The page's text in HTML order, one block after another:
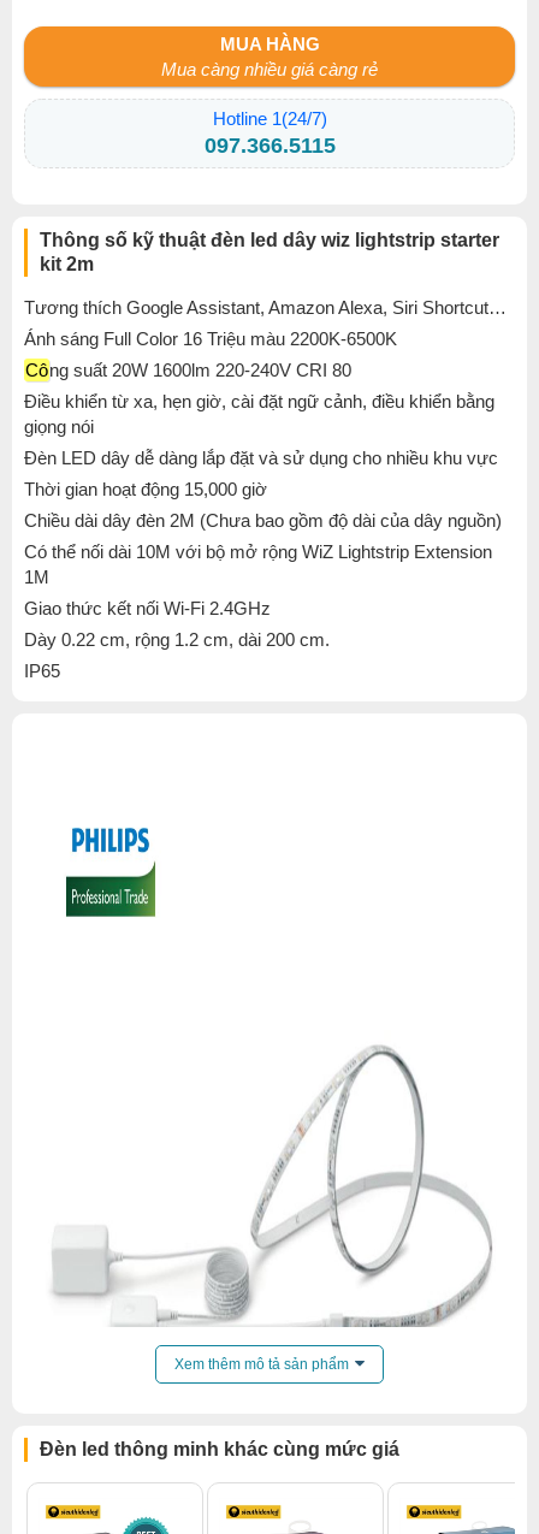
MUA HÀNG
Mua càng nhiều giá càng rẻ
Hotline 1(24/7)
097.366.5115
Thông số kỹ thuật đèn led dây wiz lightstrip starter
kit 2m
Tương thích Google Assistant, Amazon Alexa, Siri Shortcut…
Ánh sáng Full Color 16 Triệu màu 2200K-6500K
Công suất 20W 1600lm 220-240V CRI 80
Điều khiển từ xa, hẹn giờ, cài đặt ngữ cảnh, điều khiển bằng
giọng nói
Đèn LED dây dễ dàng lắp đặt và sử dụng cho nhiều khu vực
Thời gian hoạt động 15,000 giờ
Chiều dài dây đèn 2M (Chưa bao gồm độ dài của dây nguồn)
Có thể nối dài 10M với bộ mở rộng WiZ Lightstrip Extension
1M
Giao thức kết nối Wi-Fi 2.4GHz
Dày 0.22 cm, rộng 1.2 cm, dài 200 cm.
IP65
Xem thêm mô tả sản phẩm
Đèn led thông minh khác cùng mức giá